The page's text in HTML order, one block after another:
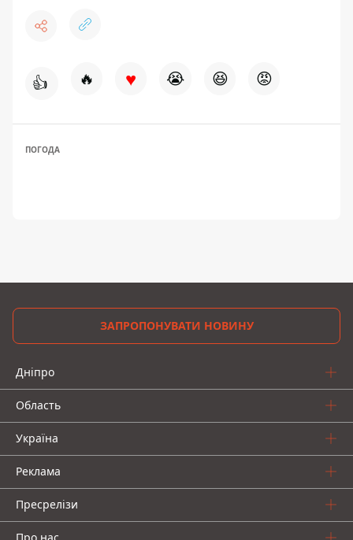
👍 🔥 ♥ 😭 😆 😡
ПОГОДА
ЗАПРОПОНУВАТИ НОВИНУ
Дніпро
Область
Україна
Реклама
Пресрелізи